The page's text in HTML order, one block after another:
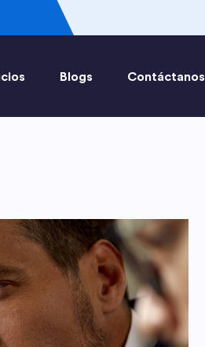
Blogs Contáctanos